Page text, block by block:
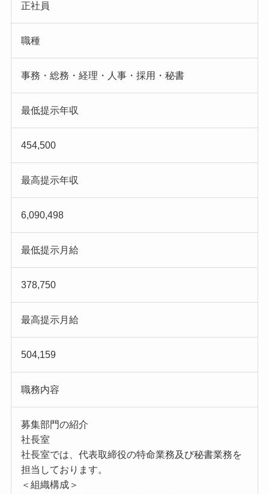
正社員
職種
事務・総務・経理・人事・採用・秘書
最低提示年収
454,500
最高提示年収
6,090,498
最低提示月給
378,750
最高提示月給
504,159
職務内容
募集部門の紹介
社長室
社長室では、代表取締役の特命業務及び秘書業務を
担当しております。
＜組織構成＞